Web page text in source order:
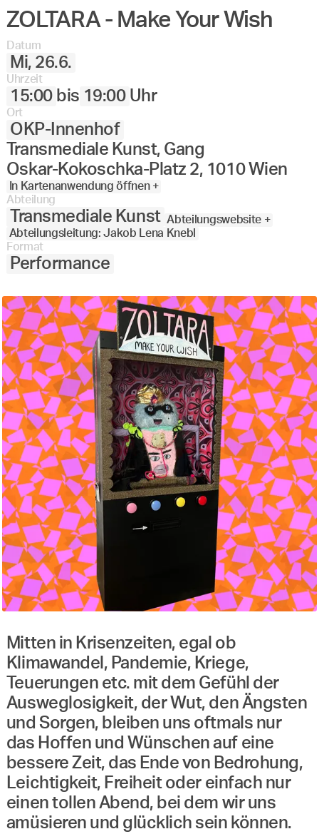
ZOLTARA - Make Your Wish
Datum
Mi, 26.6.
Uhrzeit
15:00 bis 19:00 Uhr
Ort
OKP-Innenhof
Transmediale Kunst, Gang
Oskar-Kokoschka-Platz 2, 1010 Wien
In Kartenanwendung öffnen +
Abteilung
Transmediale Kunst Abteilungswebsite +
Abteilungsleitung: Jakob Lena Knebl
Format
Performance
Mitten in Krisenzeiten, egal ob
Klimawandel, Pandemie, Kriege,
Teuerungen etc. mit dem Gefühl der
Ausweglosigkeit, der Wut, den Ängsten
und Sorgen, bleiben uns oftmals nur
das Hoffen und Wünschen auf eine
bessere Zeit, das Ende von Bedrohung,
Leichtigkeit, Freiheit oder einfach nur
einen tollen Abend, bei dem wir uns
amüsieren und glücklich sein können.